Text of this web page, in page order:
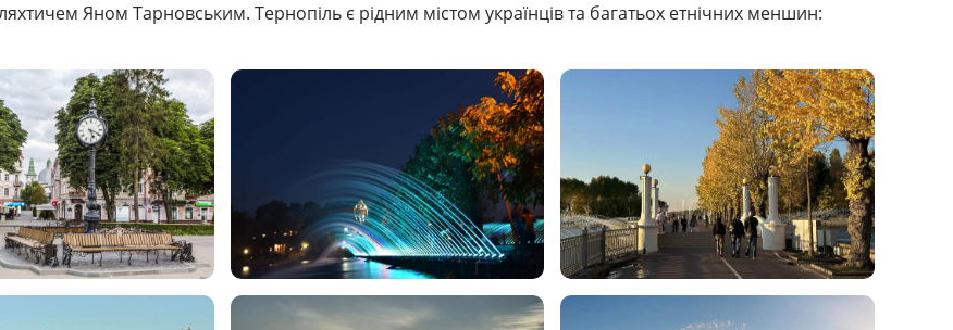
Яном Тарновським. Тернопіль є рідним містом українців та багатьох етнічних меншин: